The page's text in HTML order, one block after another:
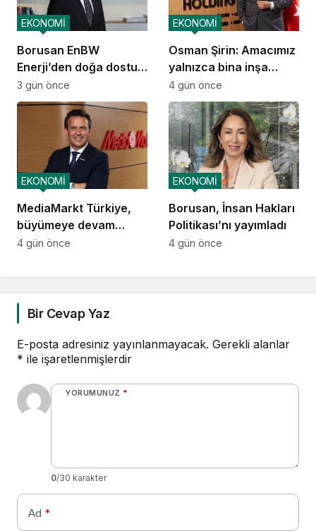
Borusan EnBW
Enerji’den doğa dostu
proje
EKONOMİ
3 gün önce
Osman Şirin: Amacımız
yalnızca bina inşa
etmek değil,
yatırımcısına
kazandıracak yaşam
alanları üretmek
EKONOMİ
4 gün önce
MediaMarkt Türkiye,
büyümeye devam
ediyor
EKONOMİ
4 gün önce
Borusan, İnsan Hakları
Politikası’nı yayımladı
EKONOMİ
4 gün önce
Bir Cevap Yaz
E-posta adresiniz yayınlanmayacak. Gerekli alanlar
* ile işaretlenmişlerdir
YORUMUNUZ *
0/30 karakter
Ad *